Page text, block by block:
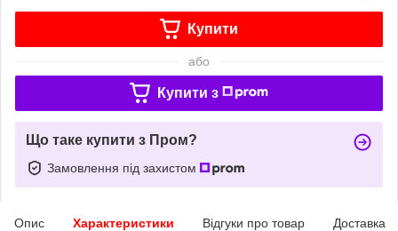
Купити
або
Купити з
Що таке купити з Пром?
Замовлення під захистом
Опис Характеристики Відгуки про товар Доставка